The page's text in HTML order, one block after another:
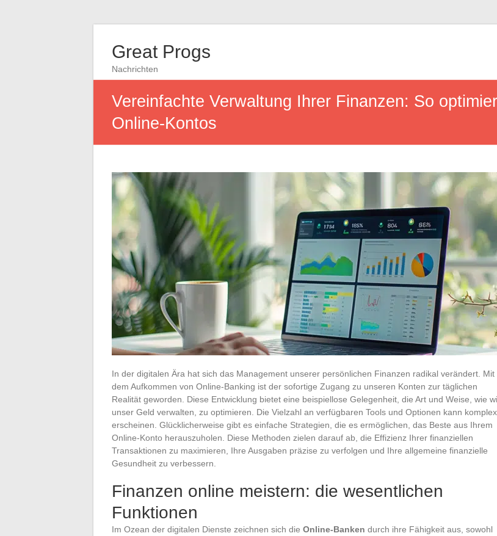
Great Progs
Nachrichten
Vereinfachte Verwaltung Ihrer Finanzen: So
Online-Kontos
In der digitalen Ära hat sich das Management unserer persönlichen Finanzen radikal verändert. Mit
dem Aufkommen von Online-Banking ist der sofortige Zugang zu unseren Konten zur täglichen
Realität geworden. Diese Entwicklung bietet eine beispiellose Gelegenheit, die Art und Weise, wie
unser Geld verwalten, zu optimieren. Die Vielzahl an verfügbaren Tools und Optionen kann komplex
erscheinen. Glücklicherweise gibt es einfache Strategien, die es ermöglichen, das Beste aus Ihrem
Online-Konto herauszuholen. Diese Methoden zielen darauf ab, die Effizienz Ihrer finanziellen
Transaktionen zu maximieren, Ihre Ausgaben präzise zu verfolgen und Ihre allgemeine finanzielle
Gesundheit zu verbessern.
Finanzen online meistern: die wesentlichen
Funktionen
Im Ozean der digitalen Dienste zeichnen sich die Online-Banken durch ihre Fähigkeit aus, sowohl